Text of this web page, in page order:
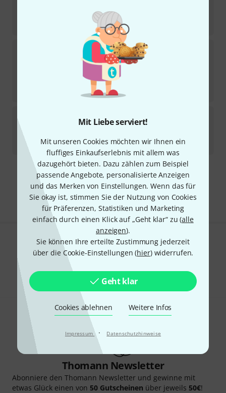
Mit Liebe serviert!
Mit unseren Cookies möchten wir Ihnen ein
fluffiges Einkaufserlebnis mit allem was
dazugehört bieten. Dazu zählen zum Beispiel
passende Angebote, personalisierte Anzeigen
und das Merken von Einstellungen. Wenn das für
Sie okay ist, stimmen Sie der Nutzung von Cookies
für Präferenzen, Statistiken und Marketing
einfach durch einen Klick auf „Geht klar“ zu (alle
anzeigen).
Sie können Ihre erteilte Zustimmung jederzeit
über die Cookie-Einstellungen (hier) widerrufen.
Geht klar
Cookies ablehnen Weitere Infos
Impressum · Datenschutzhinweise
Sofort lieferbar
Epiphone Coronet Ebony B-Stock
Sofort lieferbar
30-Tage-Bestpreis
5
1.399 €
Kostenloser Versand ab 29 €
Alle Preise inkl. MwSt.
Gefällt Ihnen, was Sie sehen?
Teilen Hilfe & Feedback
Thomann Newsletter
Abonniere den Thomann Newsletter und gewinne mit
etwas Glück einen von 50 Gutscheinen über jeweils 50€!